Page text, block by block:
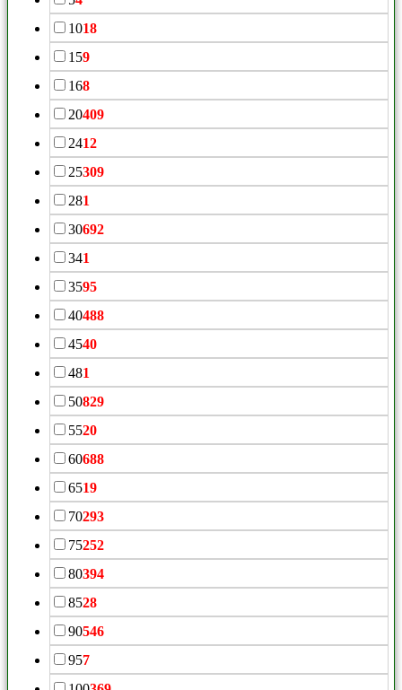
1018
159
168
20409
2412
25309
281
30692
341
3595
40488
4540
481
50829
5520
60688
6519
70293
75252
80394
8528
90546
957